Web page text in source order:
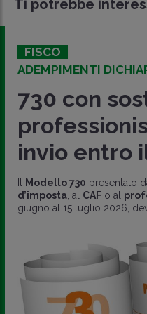
Ti potrebbe
FISCO
ADEMPIMENTI
730 con
invio entro
Il Modello 730 presentato
d’imposta , al CAF o al
giugno al 15 luglio 2026,